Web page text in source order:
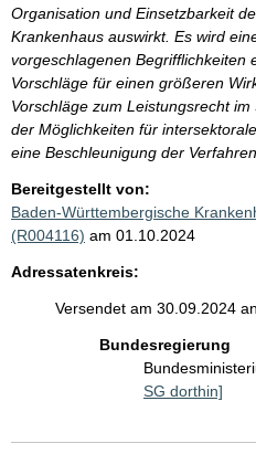
Organisation und Einsetzbarkeit
Krankenhaus auswirkt. Es wird
vorgeschlagenen Begrifflichkeiten
Vorschläge für einen größeren
Vorschläge zum Leistungsrecht
der Möglichkeiten für
eine Beschleunigung der
Bereitgestellt von:
Baden-Württembergische
(R004116) am 01.10.2024
Adressatenkreis:
Versendet am 30.09.2024
Bundesregierung
SG dorthin]